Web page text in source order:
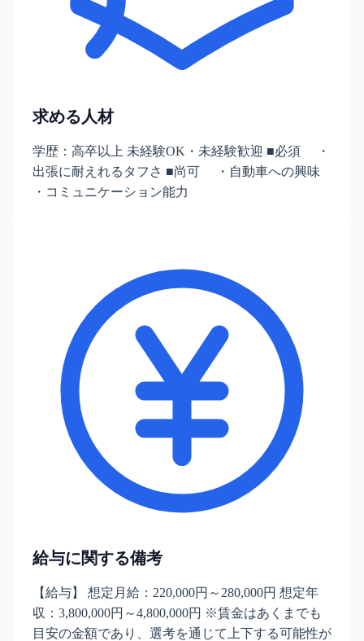
求める人材
学歴：高卒以上 未経験OK・未経験歓迎 ■必須 ・
出張に耐えれるタフさ ■尚可 ・自動車への興味
・コミュニケーション能力
給与に関する備考
【給与】 想定月給：220,000円～280,000円 想定年
収：3,800,000円～4,800,000円 ※賃金はあくまでも
目安の金額であり、選考を通じて上下する可能性が